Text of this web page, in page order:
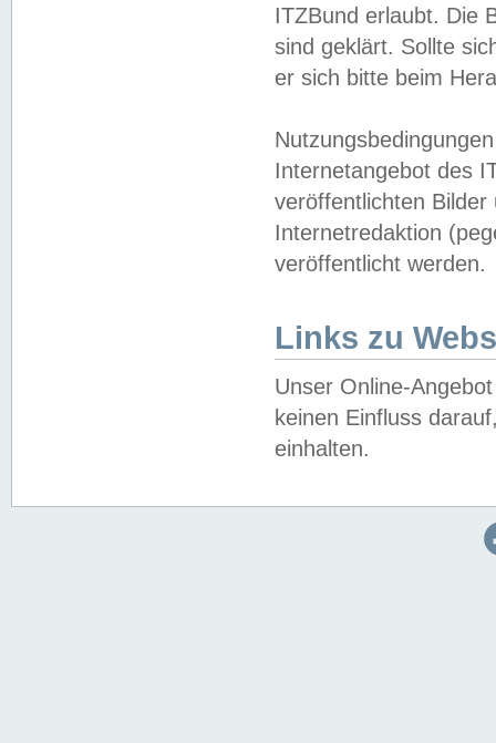
ITZBund erlaubt. Die
sind geklärt. Sollte
er sich bitte beim
Internetangebot des
veröffentlichten
Internetredaktion
veröffentlicht werden.
Links zu
Unser Online-
keinen Einfluss
einhalten.